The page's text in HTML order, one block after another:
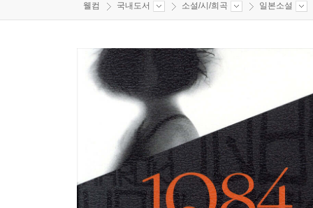
웰컴 국내도서 소설/시/희곡 일본소설